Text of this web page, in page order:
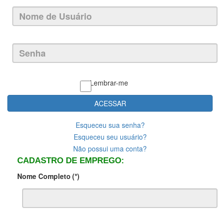
Lembrar-me
ACESSAR
Esqueceu sua senha?
Esqueceu seu usuário?
Não possui uma conta?
CADASTRO DE EMPREGO:
Nome Completo (*)